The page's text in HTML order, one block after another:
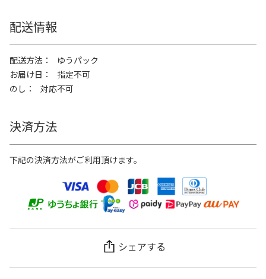
配送情報
配送方法
ゆうパック
お届け日
指定不可
のし
対応不可
決済方法
下記の決済方法がご利用頂けます。
シェアする